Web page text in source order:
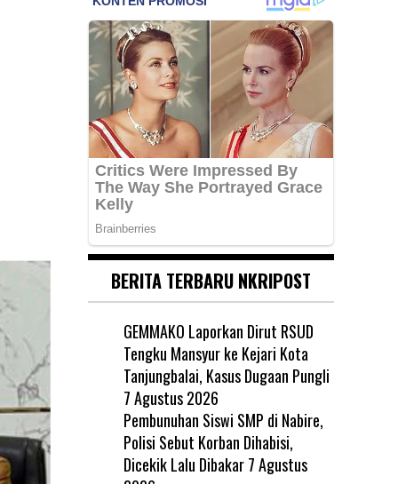
BERITA TERBARU NKRIPOST
GEMMAKO Laporkan Dirut RSUD
Tengku Mansyur ke Kejari Kota
Tanjungbalai, Kasus Dugaan Pungli
7 Agustus 2026
Pembunuhan Siswi SMP di Nabire,
Polisi Sebut Korban Dihabisi,
Dicekik Lalu Dibakar 7 Agustus